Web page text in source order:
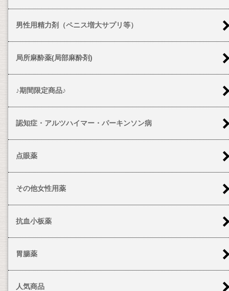
男性用精力剤（ペニス増大サプリ等）
局所麻酔薬(局部麻酔剤)
♪期間限定商品♪
認知症・アルツハイマー・パーキンソン病
点眼薬
その他女性用薬
抗血小板薬
胃腸薬
人気商品